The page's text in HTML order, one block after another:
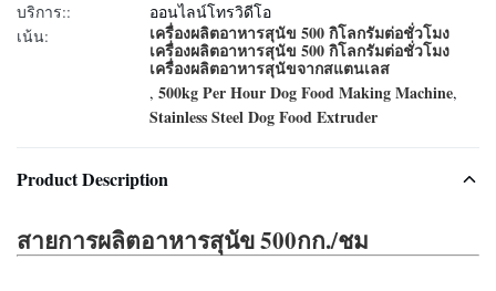
บริการ::
ออนไลน์โทรวิดีโอ
เน้น:
เครื่องผลิตอาหารสุนัข 500 กิโลกรัมต่อชั่วโมง
เครื่องผลิตอาหารสุนัข 500 กิโลกรัมต่อชั่วโมง
เครื่องผลิตอาหารสุนัขจากสแตนเลส
, 500kg Per Hour Dog Food Making Machine,
Stainless Steel Dog Food Extruder
Product Description
สายการผลิตอาหารสุนัข 500กก./ชม